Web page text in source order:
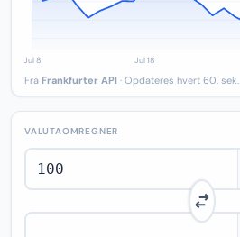
Fra Frankfurter API · Opdateres hvert 60. sek.
VALUTAOMREGNER